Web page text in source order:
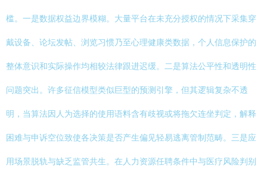
槛。一是数据权益边界模糊。大量平台在未充分授权的情况下采集穿
戴设备、论坛发帖、浏览习惯乃至心理健康类数据，个人信息保护的
整体意识和实际操作均相较法律跟进迟缓。二是算法公平性和透明性
问题突出。许多征信模型类似巨型的预测引擎，但其逻辑复杂不透
明，当算法因人为选择的使用语料含有歧视或将拖欠连坐判定，解释
困难与申诉空位致使各决策是否产生偏见轻易逃离管制范畴。三是应
用场景脱轨与缺乏监管共生。在人力资源任聘条件中与医疗风险判别